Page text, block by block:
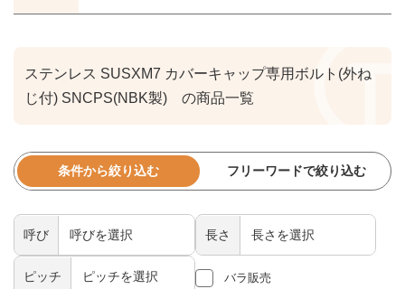
ステンレス SUSXM7 カバーキャップ専用ボルト(外ね
じ付) SNCPS(NBK製) の商品一覧
条件から絞り込む フリーワードで絞り込む
呼び 長さ
ピッチ バラ販売